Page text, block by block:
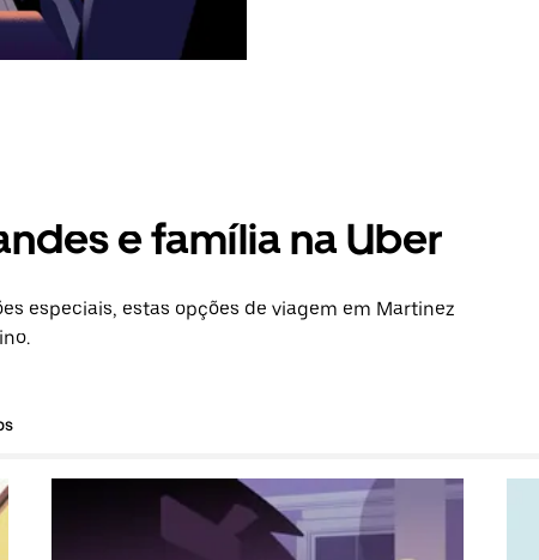
e família na Uber
especiais, estas opções de viagem em Martinez